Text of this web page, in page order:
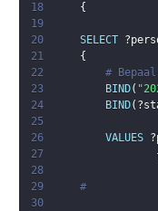
18
{
19
20
SELECT
21
{
22
#
23
BIND(
24
BIND(
25
26
VALUES
27
28
29
30